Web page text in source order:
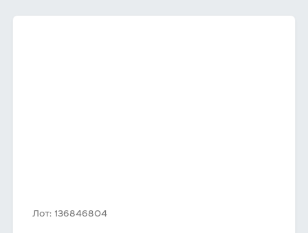
Лот: 136846804